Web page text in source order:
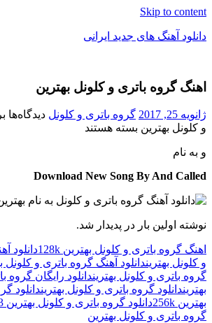
Skip to content
دانلود آهنگ های جدید ایرانی
فول
موزیک
اهنگ گروه باتری و کلونل بهترین
ژانویه 25, 2017 گروه باتری و کلونل دیدگاه‌ها
و کلونل بهترین بسته هستند
و به نام
Download New Song By And Called
نوشته اولین بار در پدیدار شد.
اهنگ گروه باتری و کلونل بهترین 128k
دانلود
و کلونل بهتریندانلود آهنگ گروه باتری و کلونل
گروه باتری و کلونل بهتریندانلود رایگان گروه
بهتریندانلود گروه باتری و کلونل بهتریندانلود
بهترین 256k
دانلود گروه باتری و کلونل بهترین mp3
گروه باتری و کلونل بهترین